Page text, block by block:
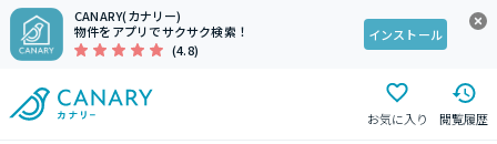
CANARY(カナリー)
物件をアプリでサクサク検索！
(4.8)
インストール
お気に入り 閲覧履歴